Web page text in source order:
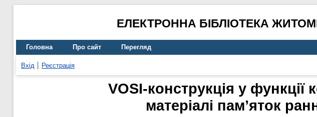
ЕЛЕКТРОННА БІБЛІОТЕКА
Головна Про сайт Перегляд
Вхід Реєстрація
VOSI-конструкція у функції
матеріалі пам’яток